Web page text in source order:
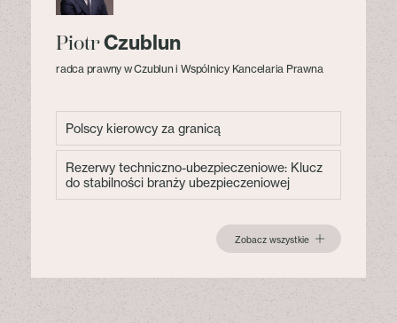
PiotrCzublun
radca prawny w Czublun i Wspólnicy Kancelaria Prawna
Polscy kierowcy za granicą
Rezerwy techniczno-ubezpieczeniowe: Klucz
do stabilności branży ubezpieczeniowej
Zobacz wszystkie